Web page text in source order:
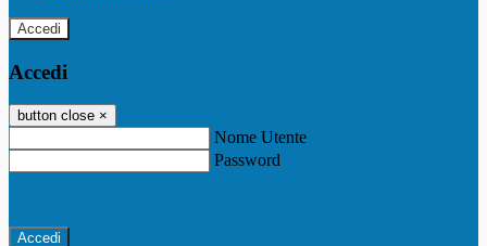
Accedi
Accedi
button close ×
Nome Utente
Password